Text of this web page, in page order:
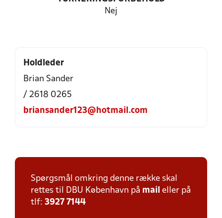
Nej
Holdleder
Brian Sander
/ 2618 0265
briansander123@hotmail.com
Spørgsmål omkring denne række skal
rettes til DBU København på mail eller på
tlf: 3927 7144